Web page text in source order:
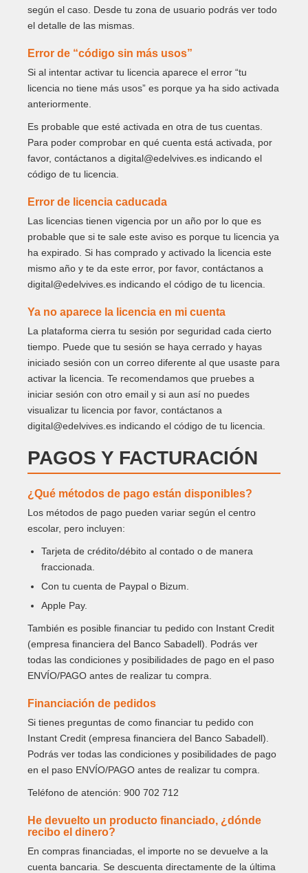
según el caso. Desde tu zona de usuario podrás ver todo
el detalle de las mismas.
Error de “código sin más usos”
Si al intentar activar tu licencia aparece el error “tu
licencia no tiene más usos” es porque ya ha sido activada
anteriormente.
Es probable que esté activada en otra de tus cuentas.
Para poder comprobar en qué cuenta está activada, por
favor, contáctanos a digital@edelvives.es indicando el
código de tu licencia.
Error de licencia caducada
Las licencias tienen vigencia por un año por lo que es
probable que si te sale este aviso es porque tu licencia ya
ha expirado. Si has comprado y activado la licencia este
mismo año y te da este error, por favor, contáctanos a
digital@edelvives.es indicando el código de tu licencia.
Ya no aparece la licencia en mi cuenta
La plataforma cierra tu sesión por seguridad cada cierto
tiempo. Puede que tu sesión se haya cerrado y hayas
iniciado sesión con un correo diferente al que usaste para
activar la licencia. Te recomendamos que pruebes a
iniciar sesión con otro email y si aun así no puedes
visualizar tu licencia por favor, contáctanos a
digital@edelvives.es indicando el código de tu licencia.
PAGOS Y FACTURACIÓN
¿Qué métodos de pago están disponibles?
Los métodos de pago pueden variar según el centro
escolar, pero incluyen:
Tarjeta de crédito/débito al contado o de manera
fraccionada.
Con tu cuenta de Paypal o Bizum.
Apple Pay.
También es posible financiar tu pedido con Instant Credit
(empresa financiera del Banco Sabadell). Podrás ver
todas las condiciones y posibilidades de pago en el paso
ENVÍO/PAGO antes de realizar tu compra.
Financiación de pedidos
Si tienes preguntas de como financiar tu pedido con
Instant Credit (empresa financiera del Banco Sabadell).
Podrás ver todas las condiciones y posibilidades de pago
en el paso ENVÍO/PAGO antes de realizar tu compra.
Teléfono de atención: 900 702 712
He devuelto un producto financiado, ¿dónde
recibo el dinero?
En compras financiadas, el importe no se devuelve a la
cuenta bancaria. Se descuenta directamente de la última